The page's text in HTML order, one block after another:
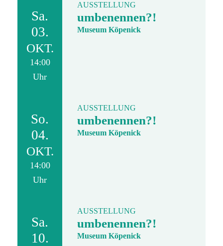
Sa.
03.
OKT.
14:00
Uhr
AUSSTELLUNG
umbenennen?!
Museum Köpenick
So.
04.
OKT.
14:00
Uhr
AUSSTELLUNG
umbenennen?!
Museum Köpenick
Sa.
10.
AUSSTELLUNG
umbenennen?!
Museum Köpenick